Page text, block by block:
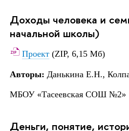
Доходы человека и
начальной школы)
Проект (ZIP, 6,15 Мб)
Авторы: Данькина Е.Н.,
МБОУ «Тасеевская СОШ №2»
Деньги, понятие,